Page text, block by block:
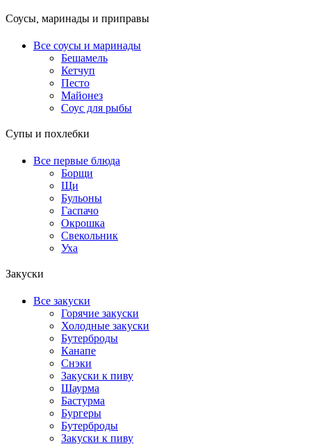
Соусы, маринады и приправы
Все соусы и маринады
Бешамель
Кетчуп
Песто
Майонез
Соус для рыбы
Супы и похлебки
Все первые блюда
Борщи
Щи
Бульоны
Гаспачо
Окрошка
Свекольник
Уха
Закуски
Все закуски
Горячие закуски
Холодные закуски
Бутерброды
Канапе
Снэки
Закуски к пиву
Шаурма
Бастурма
Бургеры
Бутерброды
Закуски к пиву